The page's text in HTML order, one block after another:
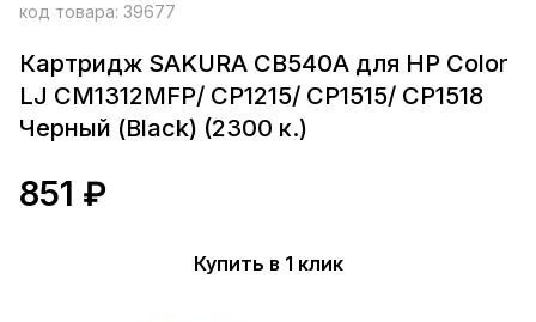
код товара: 39677
Картридж SAKURA CB540A для HP Color
LJ CM1312MFP/ CP1215/ CP1515/ CP1518
Черный (Black) (2300 к.)
851 ₽
Купить в 1 клик